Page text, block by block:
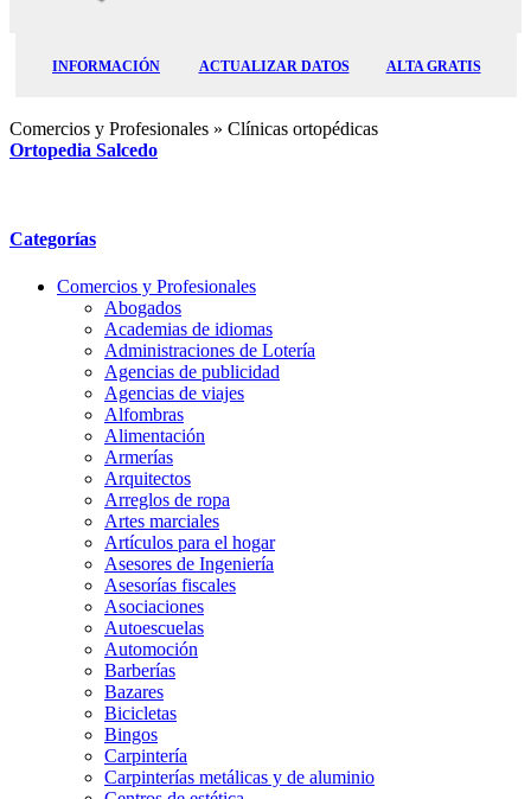
INFORMACIÓN ACTUALIZAR DATOS ALTA GRATIS
Comercios y Profesionales » Clínicas ortopédicas
Ortopedia Salcedo
Categorías
Comercios y Profesionales
Abogados
Academias de idiomas
Administraciones de Lotería
Agencias de publicidad
Agencias de viajes
Alfombras
Alimentación
Armerías
Arquitectos
Arreglos de ropa
Artes marciales
Artículos para el hogar
Asesores de Ingeniería
Asesorías fiscales
Asociaciones
Autoescuelas
Automoción
Barberías
Bazares
Bicicletas
Bingos
Carpintería
Carpinterías metálicas y de aluminio